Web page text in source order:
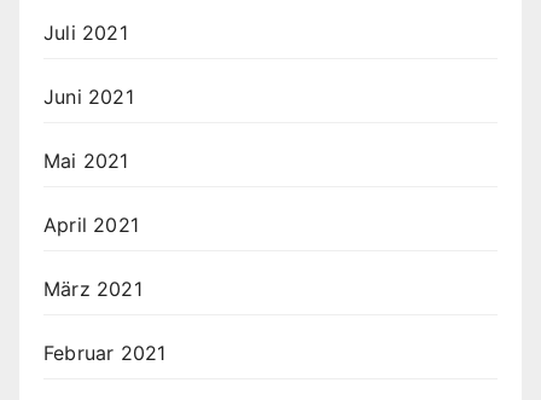
Juli 2021
Juni 2021
Mai 2021
April 2021
März 2021
Februar 2021